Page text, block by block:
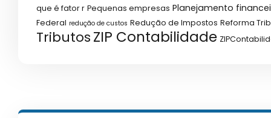
que é fator r Pequenas empresas Planejamento
Federal redução de custos Redução de Impostos Reforma
TributosZIP Contabilidade